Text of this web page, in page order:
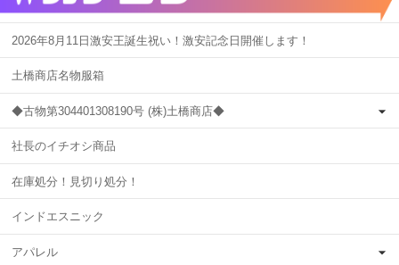
2026年8月11日激安王誕生祝い！激安記念日開催します！
土橋商店名物服箱
◆古物第304401308190号 (株)土橋商店◆
社長のイチオシ商品
在庫処分！見切り処分！
インドエスニック
アパレル